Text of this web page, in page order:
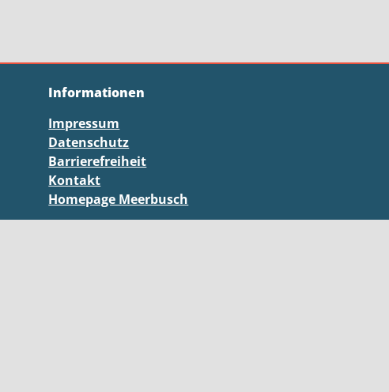
Informationen
Impressum
Datenschutz
Barrierefreiheit
Kontakt
Homepage Meerbusch